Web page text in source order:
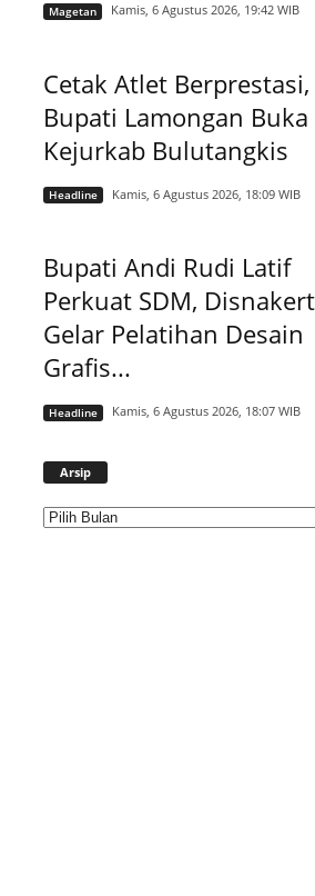
Magetan Kamis, 6 Agustus 2026, 19:42 WIB
Cetak Atlet Berprestasi,
Bupati Lamongan Buka
Kejurkab Bulutangkis
Headline Kamis, 6 Agustus 2026, 18:09 WIB
Bupati Andi Rudi Latif
Perkuat SDM,
Gelar Pelatihan Desain
Grafis...
Headline Kamis, 6 Agustus 2026, 18:07 WIB
Arsip